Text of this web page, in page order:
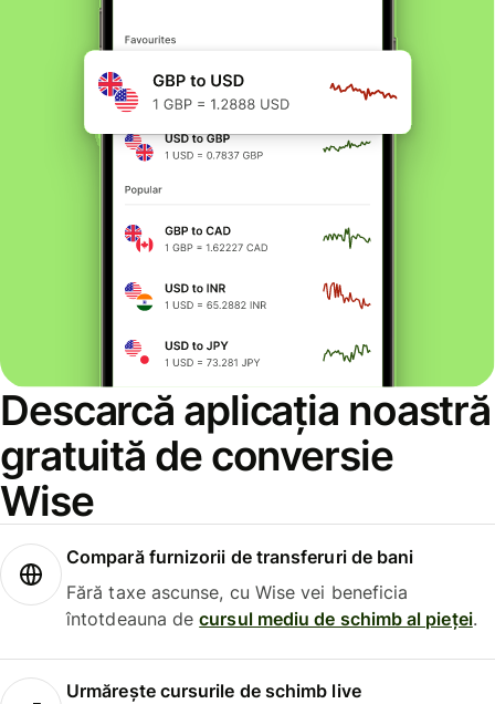
Descarcă aplicația noastră
gratuită de conversie
Wise
Compară furnizorii de transferuri de bani
Fără taxe ascunse, cu Wise vei beneficia
întotdeauna decursul mediu de schimb al pieței.
Urmărește cursurile de schimb live